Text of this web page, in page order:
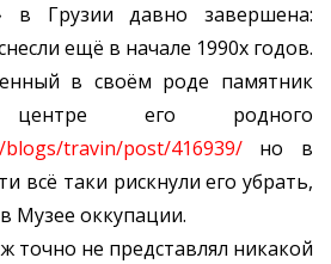
в Грузии давно завершена:
ещё в начале 1990х годов.
в своём роде памятник
его родного
travin/post/416939/но в
всё таки рискнули его убрать,
Музее оккупации.
не представлял никакой